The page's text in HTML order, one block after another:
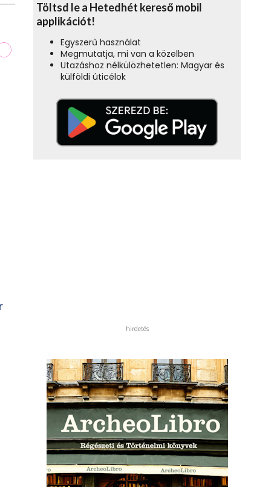
Töltsd le a Hetedhét kereső mobil
applikációt!
Egyszerű használat
Megmutatja, mi van a közelben
Utazáshoz nélkülözhetetlen: Magyar és
külföldi úticélok
hirdetés